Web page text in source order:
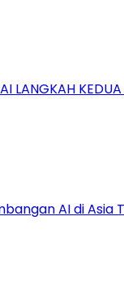
LANGKAH
AI di Asia